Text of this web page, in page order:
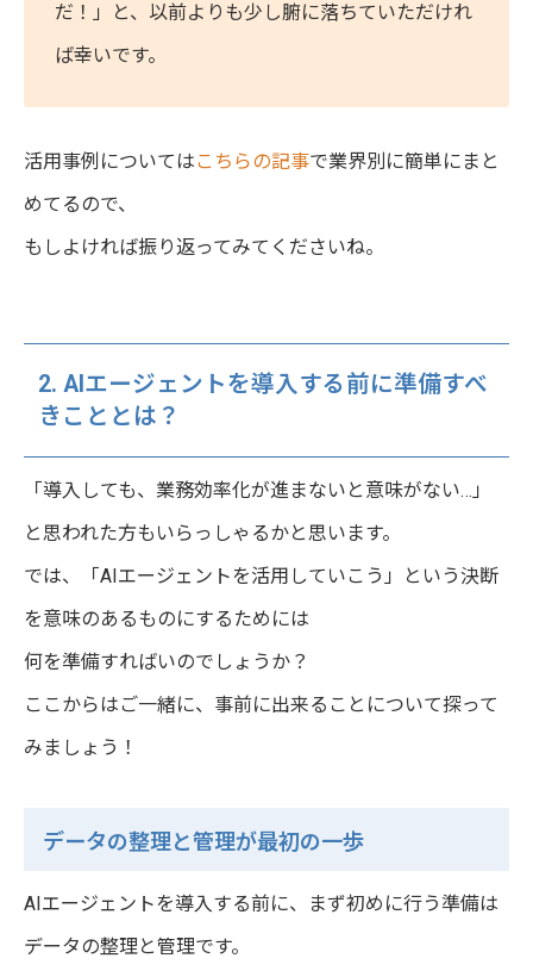
だ！」と、以前よりも少し腑に落ちていただけれ
ば幸いです。
活用事例については こちらの記事で業界別に簡単にまと
めてるので、
もしよければ振り返ってみてくださいね。
2. AIエージェントを導入する前に準備すべ
きこととは？
「導入しても、業務効率化が進まないと意味がない…」
と思われた方もいらっしゃるかと思います。
では、「AIエージェントを活用していこう」という決断
を意味のあるものにするためには
何を準備すればいのでしょうか？
ここからはご一緒に、事前に出来ることについて探って
みましょう！
データの整理と管理が最初の一歩
AIエージェントを導入する前に、まず初めに行う準備は
データの整理と管理です。